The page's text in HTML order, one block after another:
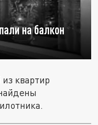
на балкон
квартир